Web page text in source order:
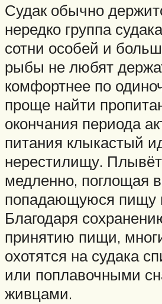
Судак обычно
нередко группа
сотни особей и
рыбы не любят
комфортнее по
проще найти
окончания периода
питания клыкастый
нерестилищу.
медленно, поглощая
попадающуюся пищу
Благодаря
принятию пищи,
охотятся на судака
или поплавочными
живцами.